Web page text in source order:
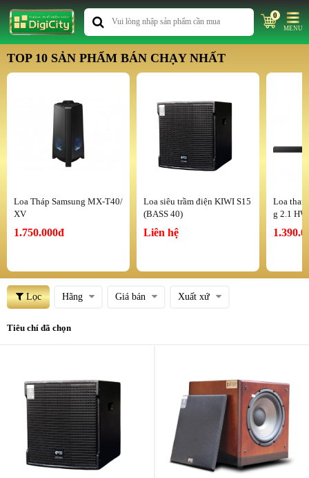
0
MENU
TOP 10 SẢN PHẨM BÁN CHẠY NHẤT
Loa Tháp Samsung MX-T40/
XV
1.750.000đ
Loa siêu trầm điện KIWI S15
(BASS 40)
Liên hệ
Loa
g 2.1
Lọc Hãng Giá bán Xuất xứ
Tiêu chí đã chọn